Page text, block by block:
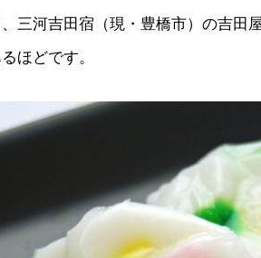
三河吉田宿（現・豊橋市）の吉田
ほどです。